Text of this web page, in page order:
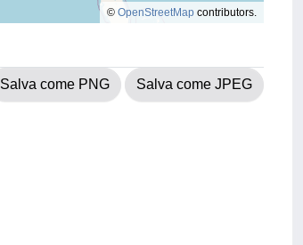
© OpenStreetMap contributors.
Salva come PNG Salva come JPEG